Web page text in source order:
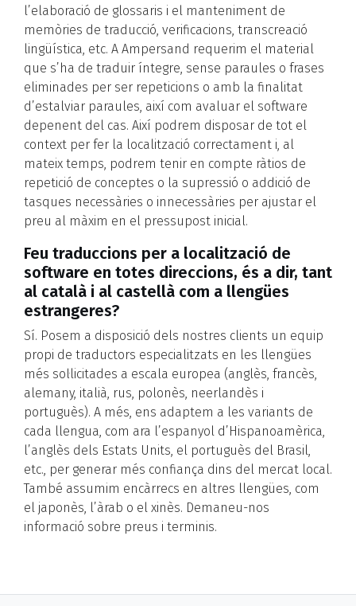
l’elaboració de glossaris i el manteniment de
memòries de traducció, verificacions, transcreació
lingüística, etc. A Ampersand requerim el material
que s’ha de traduir íntegre, sense paraules o frases
eliminades per ser repeticions o amb la finalitat
d’estalviar paraules, així com avaluar el software
depenent del cas. Així podrem disposar de tot el
context per fer la localització correctament i, al
mateix temps, podrem tenir en compte ràtios de
repetició de conceptes o la supressió o addició de
tasques necessàries o innecessàries per ajustar el
preu al màxim en el pressupost inicial.
Feu traduccions per a localització de
software en totes direccions, és a dir, tant
al català i al castellà com a llengües
estrangeres?
Sí. Posem a disposició dels nostres clients un equip
propi de traductors especialitzats en les llengües
més sol·licitades a escala europea (anglès, francès,
alemany, italià, rus, polonès, neerlandès i
portuguès). A més, ens adaptem a les variants de
cada llengua, com ara l’espanyol d’Hispanoamèrica,
l’anglès dels Estats Units, el portuguès del Brasil,
etc., per generar més confiança dins del mercat local.
També assumim encàrrecs en altres llengües, com
el japonès, l’àrab o el xinès. Demaneu-nos
informació sobre preus i terminis.